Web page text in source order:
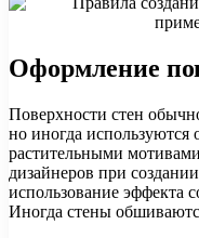
Оформление
Поверхности стен
но иногда
растительными
дизайнеров при
использование эффекта
Иногда стены